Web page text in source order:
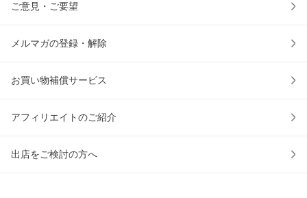
ご意見・ご要望
メルマガの登録・解除
お買い物補償サービス
アフィリエイトのご紹介
出店をご検討の方へ